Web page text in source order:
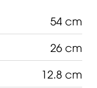
54 cm
26 cm
12.8 cm